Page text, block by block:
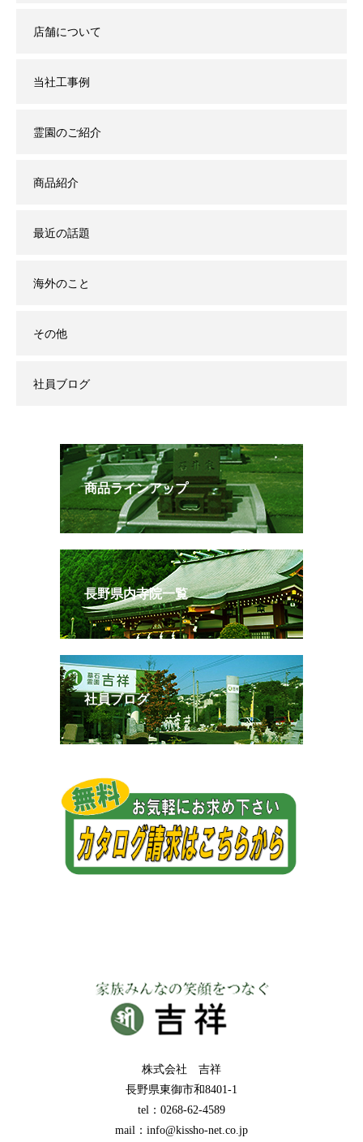
店舗について
当社工事例
霊園のご紹介
商品紹介
最近の話題
海外のこと
その他
社員ブログ
商品ラインアップ
長野県内寺院一覧
社員ブログ
株式会社 吉祥
長野県東御市和8401-1
tel：0268-62-4589
mail：info@kissho-net.co.jp